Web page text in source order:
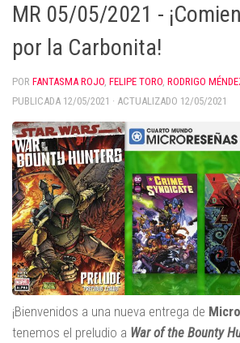
MR 05/05/2021 -
por la Carbonita!
POR FANTASMA ROJO, FELIPE TORO, RODRIGO
PUBLICADA 12/05/2021 · ACTUALIZADO 12/05/2021
¡Bienvenidos a una nueva entrega de
tenemos el preludio a War of the Bounty